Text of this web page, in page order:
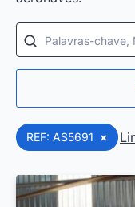
Palavras-chave,
REF: AS5691 ×